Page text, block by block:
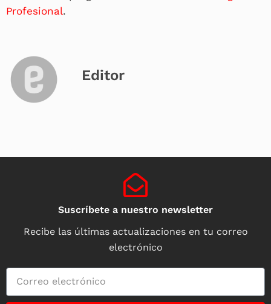
Profesional.
Editor
Suscríbete a nuestro newsletter
Recibe las últimas actualizaciones en tu correo
electrónico